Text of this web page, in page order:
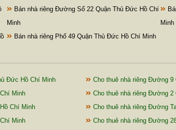
Bán nhà riêng Đường Số 22 Quận Thủ Đức Hồ Chí
Minh
Minh
Bán nhà riêng Phố 49 Quận Thủ Đức Hồ Chí Minh
Đức Hồ Chí Minh
Cho thuê nhà riêng Đường
Minh
Cho thuê nhà riêng Đường
Chí Minh
Cho thuê nhà riêng Đường
Minh
Cho thuê nhà riêng Đường